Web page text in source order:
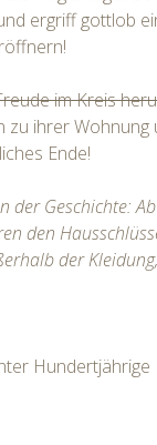
ergriff gottlob
im Kreis
zu ihrer Wohnung
Ende!
der Geschichte:
den
der
Hundertjährige